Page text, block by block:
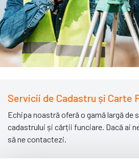
Servicii de Cadastru și Carte
Echipa noastră oferă o gamă largă de
cadastrului și cărții funciare. Dacă ai
să ne contactezi.